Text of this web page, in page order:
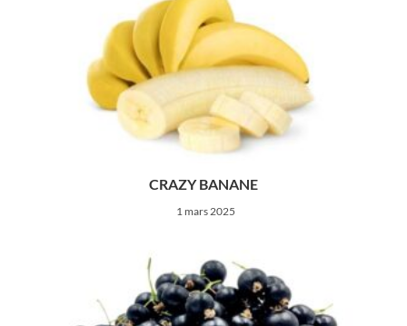
CRAZY BANANE
1 mars 2025